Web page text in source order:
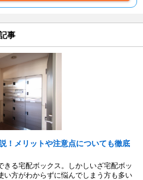
事
！メリットや注意点についても徹底
きる宅配ボックス。しかしいざ宅配ボッ
い方がわからずに悩んでしまう方も多い